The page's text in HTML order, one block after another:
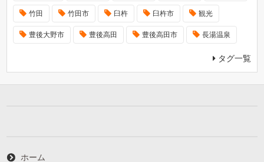
竹田 竹田市 臼杵 臼杵市 観光
豊後大野市 豊後高田 豊後高田市 長湯温泉
タグ一覧
ホーム